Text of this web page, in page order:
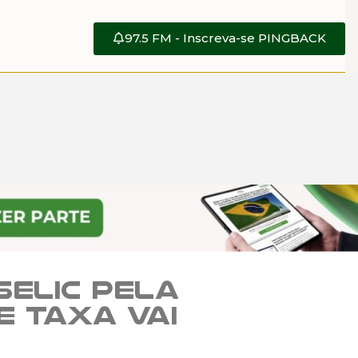
97.5 FM - Inscreva-se PINGBACK
pela
taxa vai